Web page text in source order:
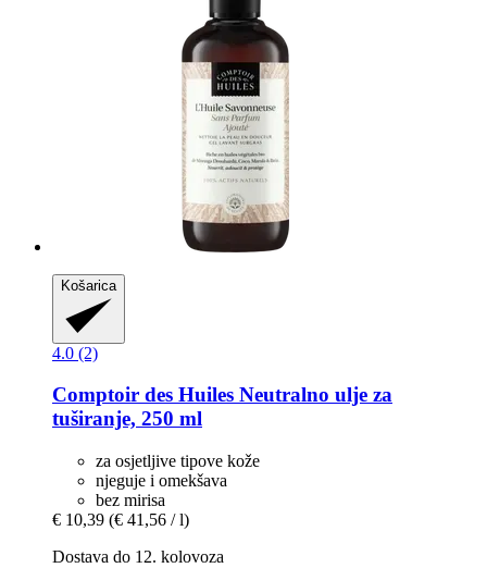
Košarica
4.0 (2)
Comptoir des Huiles Neutralno ulje za
tuširanje, 250 ml
za osjetljive tipove kože
njeguje i omekšava
bez mirisa
€ 10,39 (€ 41,56 / l)
Dostava do 12. kolovoza